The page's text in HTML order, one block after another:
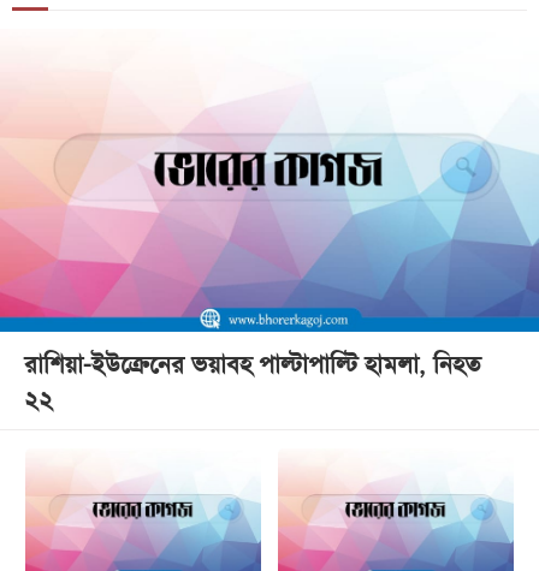
রাশিয়া-ইউক্রেনের ভয়াবহ পাল্টাপাল্টি হামলা, নিহত
২২